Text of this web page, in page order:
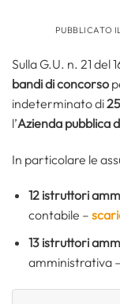
PUBBLICATO
Sulla G.U. n. 21 del
bandi di concorso
indeterminato di
l’Azienda pubblica
In particolare le
12 istruttori
contabile –
13 istruttori
amministrativa –